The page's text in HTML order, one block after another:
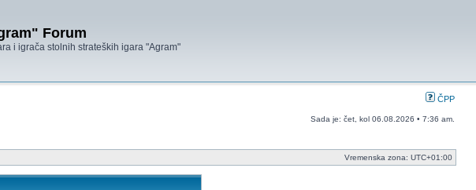
Forum
i igrača stolnih strateških igara "Agram"
ČPP
Sada je: čet, kol 06.08.2026 • 7:36 am.
Vremenska zona: UTC+01:00